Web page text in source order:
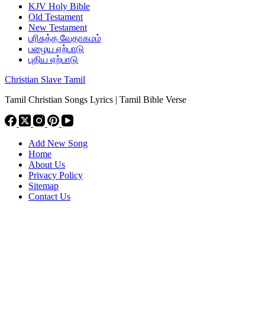
KJV Holy Bible
Old Testament
New Testament
பரிசுத்த வேதாகமம்
பழைய ஏற்பாடு
புதிய ஏற்பாடு
Christian Slave Tamil
Tamil Christian Songs Lyrics | Tamil Bible Verse
Add New Song
Home
About Us
Privacy Policy
Sitemap
Contact Us